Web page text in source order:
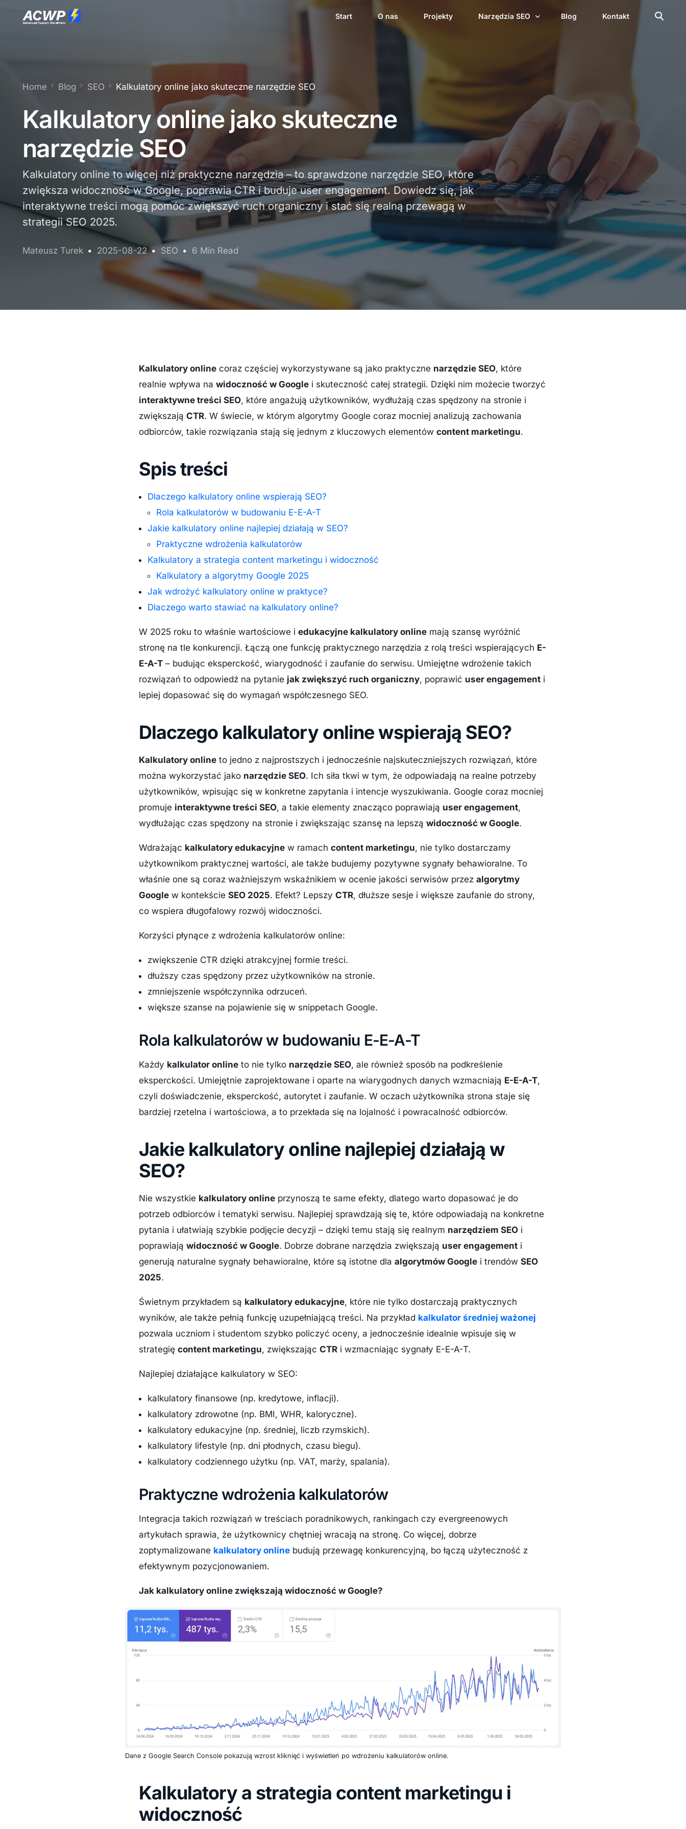
Start O nas Projekty Narzędzia SEO
Audyt nagłówków
Audyt meta
Techniczny audyt SEO
Kalkulator HTML to Text Ratio
CSS Minifier
Blog Kontakt
Home Blog SEO Kalkulatory online jako skuteczne narzędzie SEO
Kalkulatory online jako skuteczne
narzędzie SEO
Kalkulatory online to więcej niż praktyczne narzędzia – to sprawdzone narzędzie SEO, które
zwiększa widoczność w Google, poprawia CTR i buduje user engagement. Dowiedz się, jak
interaktywne treści mogą pomóc zwiększyć ruch organiczny i stać się realną przewagą w
strategii SEO 2025.
Mateusz Turek 2025-08-22 SEO 6 Min Read
Kalkulatory onlinecoraz częściej wykorzystywane są jako praktyczne narzędzie SEO, które
realnie wpływa na widoczność w Googlei skuteczność całej strategii. Dzięki nim możecie tworzyć
interaktywne treści SEO, które angażują użytkowników, wydłużają czas spędzony na stronie i
zwiększają CTR. W świecie, w którym algorytmy Google coraz mocniej analizują zachowania
odbiorców, takie rozwiązania stają się jednym z kluczowych elementów content marketingu.
Spis treści
Dlaczego kalkulatory online wspierają SEO?
Rola kalkulatorów w budowaniu E-E-A-T
Jakie kalkulatory online najlepiej działają w SEO?
Praktyczne wdrożenia kalkulatorów
Kalkulatory a strategia content marketingu i widoczność
Kalkulatory a algorytmy Google 2025
Jak wdrożyć kalkulatory online w praktyce?
Dlaczego warto stawiać na kalkulatory online?
W 2025 roku to właśnie wartościowe i edukacyjne kalkulatory onlinemają szansę wyróżnić
stronę na tle konkurencji. Łączą one funkcję praktycznego narzędzia z rolą treści wspierających E-
E-A-T– budując eksperckość, wiarygodność i zaufanie do serwisu. Umiejętne wdrożenie takich
rozwiązań to odpowiedź na pytanie jak zwiększyć ruch organiczny, poprawić user engagementi
lepiej dopasować się do wymagań współczesnego SEO.
Dlaczego kalkulatory online wspierają SEO?
Kalkulatory onlineto jedno z najprostszych i jednocześnie najskuteczniejszych rozwiązań, które
można wykorzystać jako narzędzie SEO. Ich siła tkwi w tym, że odpowiadają na realne potrzeby
użytkowników, wpisując się w konkretne zapytania i intencje wyszukiwania. Google coraz mocniej
promuje interaktywne treści SEO, a takie elementy znacząco poprawiają user engagement,
wydłużając czas spędzony na stronie i zwiększając szansę na lepszą widoczność w Google.
Wdrażając kalkulatory edukacyjnew ramach content marketingu, nie tylko dostarczamy
użytkownikom praktycznej wartości, ale także budujemy pozytywne sygnały behawioralne. To
właśnie one są coraz ważniejszym wskaźnikiem w ocenie jakości serwisów przez algorytmy
Googlew kontekście SEO 2025. Efekt? Lepszy CTR, dłuższe sesje i większe zaufanie do strony,
co wspiera długofalowy rozwój widoczności.
Korzyści płynące z wdrożenia kalkulatorów online:
zwiększenie CTR dzięki atrakcyjnej formie treści.
dłuższy czas spędzony przez użytkowników na stronie.
zmniejszenie współczynnika odrzuceń.
większe szanse na pojawienie się w snippetach Google.
Rola kalkulatorów w budowaniu E-E-A-T
Każdy kalkulator onlineto nie tylko narzędzie SEO, ale również sposób na podkreślenie
eksperckości. Umiejętnie zaprojektowane i oparte na wiarygodnych danych wzmacniają E-E-A-T,
czyli doświadczenie, eksperckość, autorytet i zaufanie. W oczach użytkownika strona staje się
bardziej rzetelna i wartościowa, a to przekłada się na lojalność i powracalność odbiorców.
Jakie kalkulatory online najlepiej działają w
SEO?
Nie wszystkie kalkulatory onlineprzynoszą te same efekty, dlatego warto dopasować je do
potrzeb odbiorców i tematyki serwisu. Najlepiej sprawdzają się te, które odpowiadają na konkretne
pytania i ułatwiają szybkie podjęcie decyzji – dzięki temu stają się realnym narzędziem SEOi
poprawiają widoczność w Google. Dobrze dobrane narzędzia zwiększają user engagementi
generują naturalne sygnały behawioralne, które są istotne dla algorytmów Googlei trendów SEO
2025.
Świetnym przykładem są kalkulatory edukacyjne, które nie tylko dostarczają praktycznych
wyników, ale także pełnią funkcję uzupełniającą treści. Na przykład kalkulator średniej ważonej
pozwala uczniom i studentom szybko policzyć oceny, a jednocześnie idealnie wpisuje się w
strategię content marketingu, zwiększając CTRi wzmacniając sygnały E-E-A-T.
Najlepiej działające kalkulatory w SEO:
kalkulatory finansowe (np. kredytowe, inflacji).
kalkulatory zdrowotne (np. BMI, WHR, kaloryczne).
kalkulatory edukacyjne (np. średniej, liczb rzymskich).
kalkulatory lifestyle (np. dni płodnych, czasu biegu).
kalkulatory codziennego użytku (np. VAT, marży, spalania).
Praktyczne wdrożenia kalkulatorów
Integracja takich rozwiązań w treściach poradnikowych, rankingach czy evergreenowych
artykułach sprawia, że użytkownicy chętniej wracają na stronę. Co więcej, dobrze
zoptymalizowane kalkulatory onlinebudują przewagę konkurencyjną, bo łączą użyteczność z
efektywnym pozycjonowaniem.
Jak kalkulatory online zwiększają widoczność w Google?
Dane z Google Search Console pokazują wzrost kliknięć i wyświetleń po wdrożeniu kalkulatorów online.
Kalkulatory a strategia content marketingu i
widoczność